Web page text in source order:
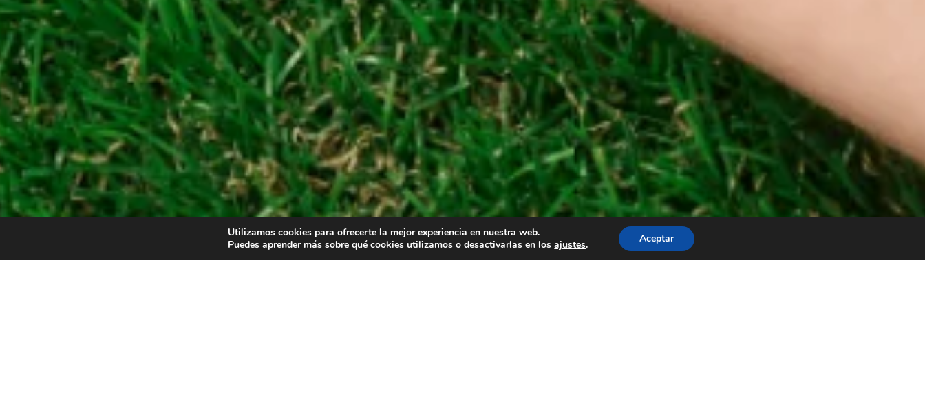
Utilizamos cookies para ofrecerte la mejor experiencia en nuestra web.
Puedes aprender más sobre qué cookies utilizamos o desactivarlas en losajustes. Aceptar